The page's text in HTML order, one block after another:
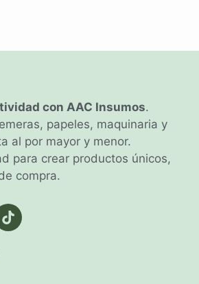
con AAC Insumos.
papeles, maquinaria y
al por mayor y menor.
para crear productos únicos,
compra.